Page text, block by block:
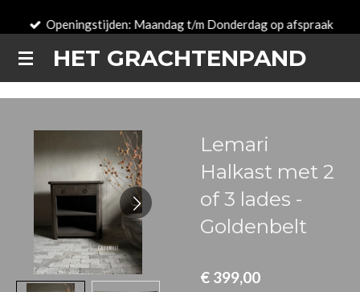
naar
de
HET GRACHTENPAND
Openingstijden: Maandag t/m Donderdag op afspraak
Lemari
Halkast met 2
of 3 lades -
Goldenbelt
€ 399,00